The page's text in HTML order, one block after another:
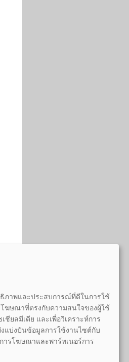
ธิภาพและประสบการณ์ที่ดีในการใช้
ฆษณาที่ตรงกับความสนใจของผู้ใช้
ยลมีเดีย และเพื่อวิเคราะห์การ
งแบ่งปันข้อมูลการใช้งานไซต์กับ
ารโฆษณาและพาร์ทเนอร์การ